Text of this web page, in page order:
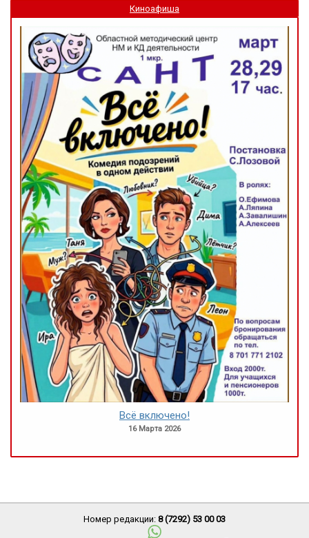
Киноафиша
Всё включено!
16 Марта 2026
Номер редакции: 8 (7292) 53 00 03